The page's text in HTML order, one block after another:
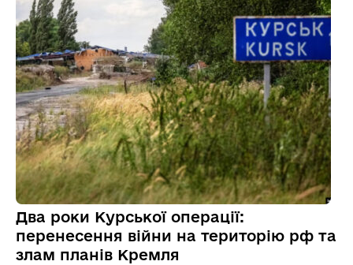
Два роки Курської операції:
перенесення війни на територію рф та
злам планів Кремля